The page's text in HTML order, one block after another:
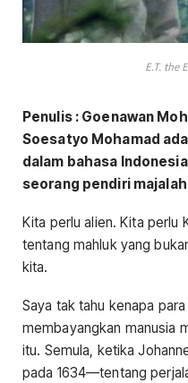
E.T. the
Penulis : Goenawan
Soesatyo Mohamad
dalam bahasa
seorang pendiri
Kita perlu alien. Kita perlu
tentang mahluk yang
kita.
Saya tak tahu kenapa
membayangkan manusia
itu. Semula, ketika
pada 1634—tentang